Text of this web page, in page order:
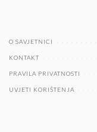
O SAVJETNICI
KONTAKT
PRAVILA PRIVATNOSTI
UVJETI KORIŠTENJA